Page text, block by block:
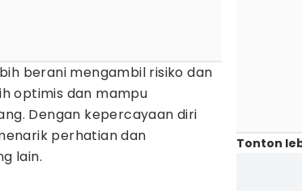
berani mengambil risiko dan
optimis dan mampu
Dengan kepercayaan diri
perhatian dan
lain.
Tonton